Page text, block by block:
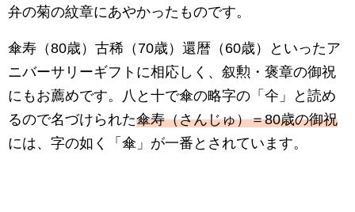
弁の菊の紋章にあやかったものです。
傘寿（80歳）古稀（70歳）還暦（60歳）といったア
ニバーサリーギフトに相応しく、叙勲・褒章の御祝
にもお薦めです。八と十で傘の略字の「仐」と読め
るので名づけられた傘寿（さんじゅ）＝80歳の御祝
には、字の如く「傘」が一番とされています。